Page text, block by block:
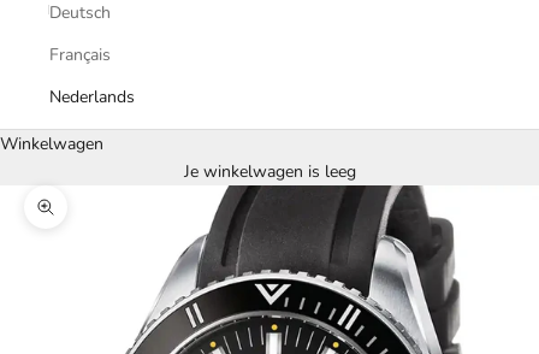
Deutsch
Français
Nederlands
Winkelwagen
Je winkelwagen is leeg
In-/uitzoomen